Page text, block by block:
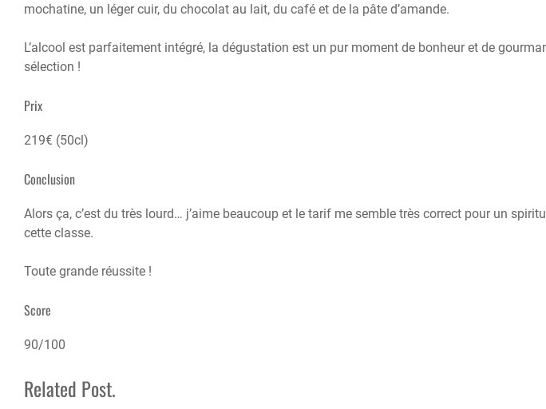
mochatine, un léger cuir, du chocolat au lait, du café et de la pâte d’amande.
L’alcool est parfaitement intégré, la dégustation est un pur moment de bonheur et de
sélection !
Prix
219€ (50cl)
Conclusion
Alors ça, c’est du très lourd… j’aime beaucoup et le tarif me semble très correct pour un
cette classe.
Toute grande réussite !
Score
90/100
Related Post.